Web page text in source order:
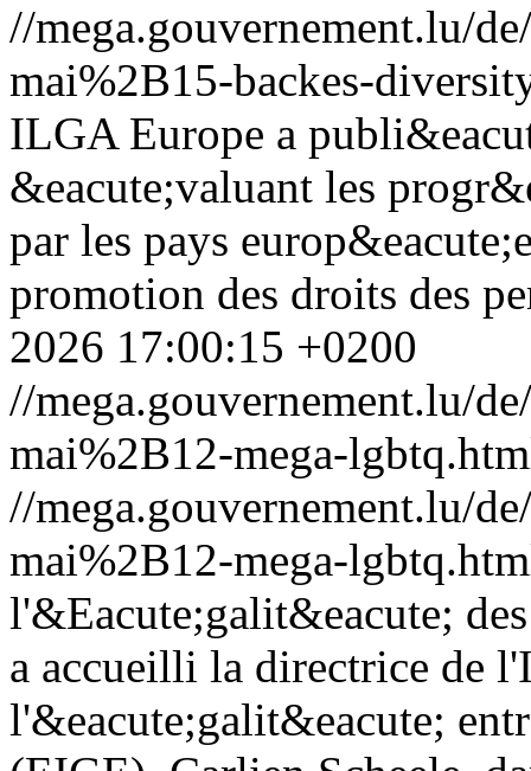
//mega.gouvernement.lu/
mai%2B15-backes-
ILGA Europe a
&eacute;valuant les
par les pays
promotion des droits des
2026 17:00:15 +0200
//mega.gouvernement.lu/
mai%2B12-mega-
//mega.gouvernement.lu/
mai%2B12-mega-
l'&Eacute;galit&eacute;
a accueilli la directrice de
l'&eacute;galit&eacute;